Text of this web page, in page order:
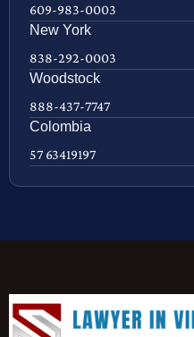
609-983-0003
New York
838-292-0003
Woodstock
888-437-7747
Colombia
57 63419197